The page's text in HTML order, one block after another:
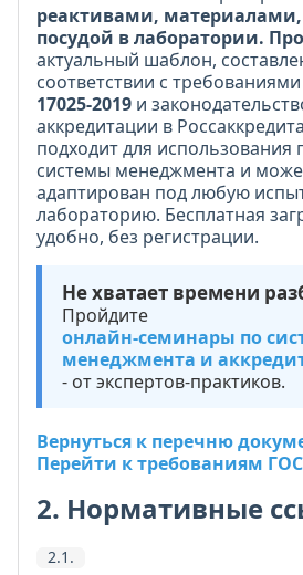
реактивами,
посудой в лаборатории.
актуальный шаблон,
соответствии с требованиями
17025-2019 и
аккредитации в
подходит для использования
системы менеджмента и
адаптирован под любую
лабораторию. Бесплатная
удобно, без регистрации.
Не хватает времени
Пройдите
онлайн-семинары по
менеджмента и
- от экспертов-практиков.
Вернуться к перечню
Перейти к требованиям
2. Нормативные
2.1.